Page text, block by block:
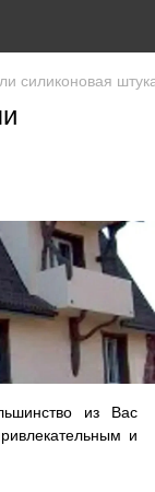
силиконовая
из Вас
и